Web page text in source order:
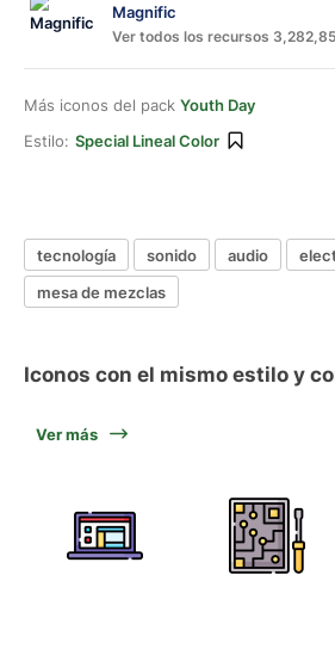
Magnific
Ver todos los recursos
Más iconos del pack Youth Day
Estilo: Special Lineal Color
tecnología sonido audio
mesa de mezclas
Iconos con el mismo estilo y
Ver más